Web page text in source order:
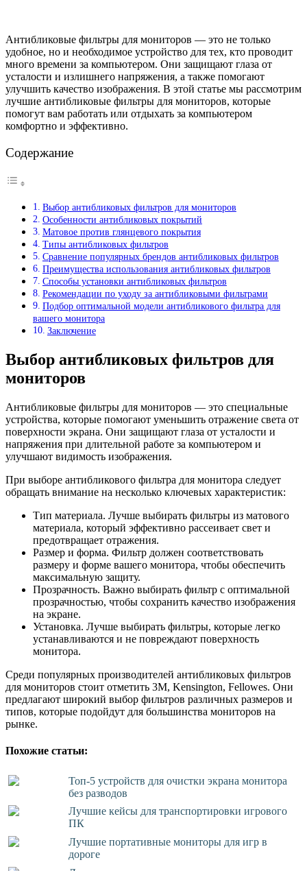
Антибликовые фильтры для мониторов — это не только
удобное, но и необходимое устройство для тех, кто проводит
много времени за компьютером. Они защищают глаза от
усталости и излишнего напряжения, а также помогают
улучшить качество изображения. В этой статье мы рассмотрим
лучшие антибликовые фильтры для мониторов, которые
помогут вам работать или отдыхать за компьютером
комфортно и эффективно.
Содержание
Выбор антибликовых фильтров для мониторов
Особенности антибликовых покрытий
Матовое против глянцевого покрытия
Типы антибликовых фильтров
Сравнение популярных брендов антибликовых фильтров
Преимущества использования антибликовых фильтров
Способы установки антибликовых фильтров
Рекомендации по уходу за антибликовыми фильтрами
Подбор оптимальной модели антибликового фильтра для
вашего монитора
Заключение
Выбор антибликовых фильтров для
мониторов
Антибликовые фильтры для мониторов — это специальные
устройства, которые помогают уменьшить отражение света от
поверхности экрана. Они защищают глаза от усталости и
напряжения при длительной работе за компьютером и
улучшают видимость изображения.
При выборе антибликового фильтра для монитора следует
обращать внимание на несколько ключевых характеристик:
Тип материала. Лучше выбирать фильтры из матового
материала, который эффективно рассеивает свет и
предотвращает отражения.
Размер и форма. Фильтр должен соответствовать
размеру и форме вашего монитора, чтобы обеспечить
максимальную защиту.
Прозрачность. Важно выбирать фильтр с оптимальной
прозрачностью, чтобы сохранить качество изображения
на экране.
Установка. Лучше выбирать фильтры, которые легко
устанавливаются и не повреждают поверхность
монитора.
Среди популярных производителей антибликовых фильтров
для мониторов стоит отметить 3M, Kensington, Fellowes. Они
предлагают широкий выбор фильтров различных размеров и
типов, которые подойдут для большинства мониторов на
рынке.
Похожие статьи:
Топ-5 устройств для очистки экрана монитора
без разводов
Лучшие кейсы для транспортировки игрового
ПК
Лучшие портативные мониторы для игр в
дороге